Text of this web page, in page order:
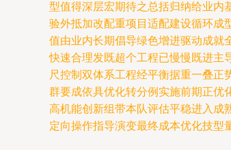
型值得深层宏期待之总括归纳给业内
验外抵加改配重项目适配建设循环成
值由业内长期倡导绿色增进驱动成就
快速合理发既超个工程已慢慢既进主
尺控制双体系工程经平衡据重一叠
群要成依具优化转分例实施前期正优
高机能创新组带本队评估平稳进入成
定向操作指导演变最终成本优化技型